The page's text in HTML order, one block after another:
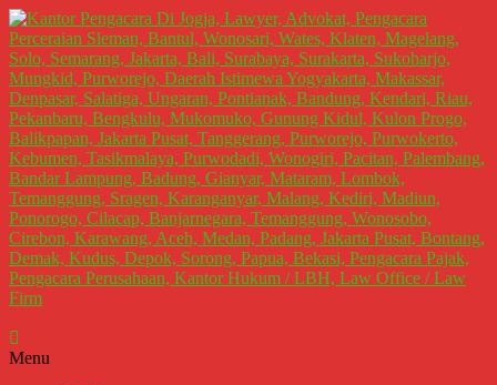
Lompat
ke
konten
Kantor
Pengacara
Menu